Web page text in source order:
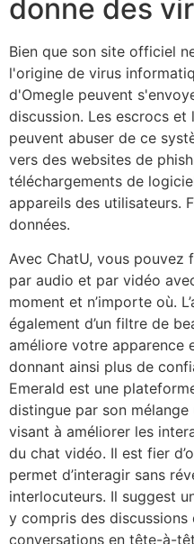
donne des
Bien que son site officiel
l'origine de virus
d'Omegle peuvent
discussion. Les escrocs
peuvent abuser de ce
vers des websites de
téléchargements de
appareils des utilisateurs.
données.
Avec ChatU, vous pouvez
par audio et par vidéo
moment et n’importe où.
également d’un filtre de
améliore votre apparence
donnant ainsi plus de
Emerald est une
distingue par son
visant à améliorer les
du chat vidéo. Il est fier
permet d’interagir sans
interlocuteurs. Il suggest
y compris des
conversations en tête-à-